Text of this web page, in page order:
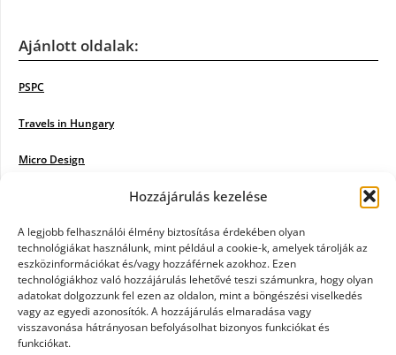
Hozzájárulás kezelése
A legjobb felhasználói élmény biztosítása érdekében olyan
technológiákat használunk, mint például a cookie-k, amelyek tárolják az
eszközinformációkat és/vagy hozzáférnek azokhoz. Ezen
technológiákhoz való hozzájárulás lehetővé teszi számunkra, hogy olyan
adatokat dolgozzunk fel ezen az oldalon, mint a böngészési viselkedés
vagy az egyedi azonosítók. A hozzájárulás elmaradása vagy
visszavonása hátrányosan befolyásolhat bizonyos funkciókat és
funkciókat.
Ajánlott oldalak:
PSPC
Travels in Hungary
Micro Design
Poiwiki
Öntözőrendszer
Jazz Steps
Unicorn Multipro